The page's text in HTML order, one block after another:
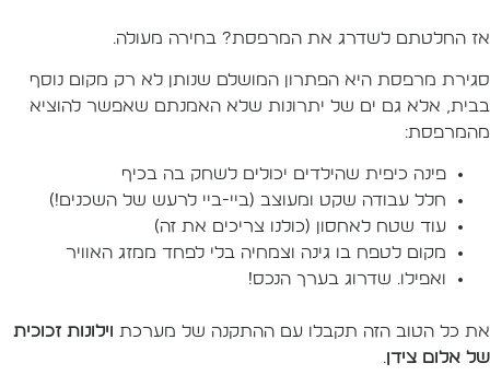
החלטתם לשדרג את המרפסת? בחירה מעולה.
מרפסת היא הפתרון המושלם שנותן לא רק מקום נוסף
אלא גם ים של יתרונות שלא האמנתם שאפשר להוציא
פינה כיפית שהילדים יכולים לשחק בה בכיף
חלל עבודה שקט ומעוצב (ביי-ביי לרעש של השכנים!)
עוד שטח לאחסון (כולנו צריכים את זה)
מקום לטפח בו גינה וצמחיה בלי לפחד ממזג האוויר
ואפילו… שדרוג בערך הנכס!
כל הטוב הזה תקבלו עם ההתקנה של מערכת וילונות זכוכית
אלום צידן.